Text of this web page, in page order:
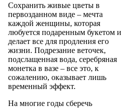
Сохранить живые цветы в
первозданном виде – мечта
каждой женщины, которая
любуется подаренным букетом и
делает все для продления его
жизни. Подрезание веточек,
подслащенная вода, серебряная
монетка в вазе – все это, к
сожалению, оказывает лишь
временный эффект.
На многие годы сберечь